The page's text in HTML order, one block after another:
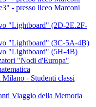
- presso liceo Marconi
"Lightboard" (2D-2E.2F-
"Lightboard" (3C-5A-4B)
"Lightboard" (5H-4B)
"Nodi d'Europa"
- Studenti classi
Viaggio della Memoria